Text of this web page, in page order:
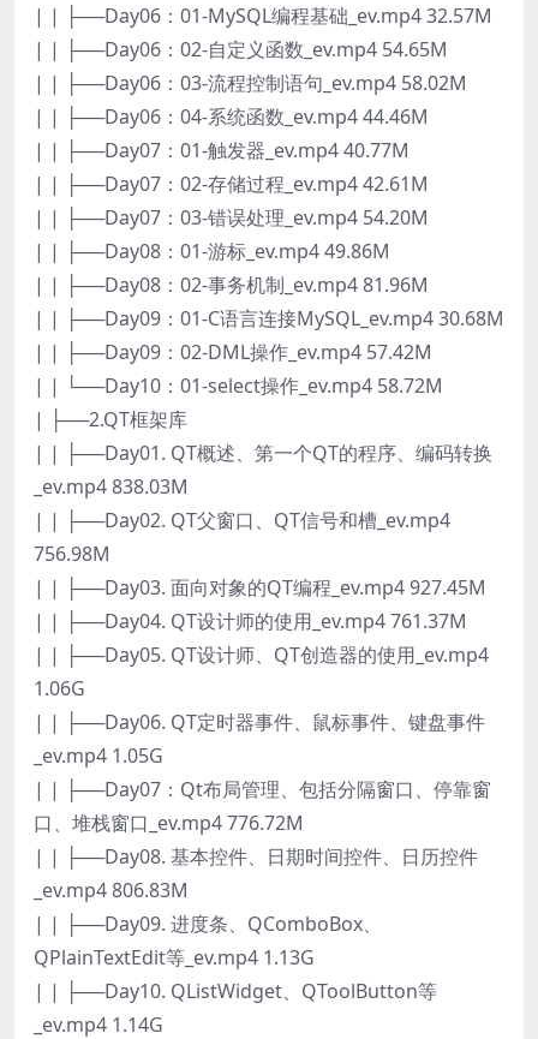
| | ├──Day06：01-MySQL编程基础_ev.mp4 32.57M
| | ├──Day06：02-自定义函数_ev.mp4 54.65M
| | ├──Day06：03-流程控制语句_ev.mp4 58.02M
| | ├──Day06：04-系统函数_ev.mp4 44.46M
| | ├──Day07：01-触发器_ev.mp4 40.77M
| | ├──Day07：02-存储过程_ev.mp4 42.61M
| | ├──Day07：03-错误处理_ev.mp4 54.20M
| | ├──Day08：01-游标_ev.mp4 49.86M
| | ├──Day08：02-事务机制_ev.mp4 81.96M
| | ├──Day09：01-C语言连接MySQL_ev.mp4 30.68M
| | ├──Day09：02-DML操作_ev.mp4 57.42M
| | └──Day10：01-select操作_ev.mp4 58.72M
| ├──2.QT框架库
| | ├──Day01. QT概述、第一个QT的程序、编码转换
_ev.mp4 838.03M
| | ├──Day02. QT父窗口、QT信号和槽_ev.mp4
756.98M
| | ├──Day03. 面向对象的QT编程_ev.mp4 927.45M
| | ├──Day04. QT设计师的使用_ev.mp4 761.37M
| | ├──Day05. QT设计师、QT创造器的使用_ev.mp4
1.06G
| | ├──Day06. QT定时器事件、鼠标事件、键盘事件
_ev.mp4 1.05G
| | ├──Day07：Qt布局管理、包括分隔窗口、停靠窗
口、堆栈窗口_ev.mp4 776.72M
| | ├──Day08. 基本控件、日期时间控件、日历控件
_ev.mp4 806.83M
| | ├──Day09. 进度条、QComboBox、
QPlainTextEdit等_ev.mp4 1.13G
| | ├──Day10. QListWidget、QToolButton等
_ev.mp4 1.14G